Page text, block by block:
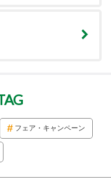
フェア・キャンペーン